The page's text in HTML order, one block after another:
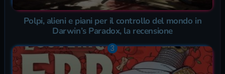
Polpi, alieni e piani per il controllo del mondo in
Darwin’s Paradox, la recensione